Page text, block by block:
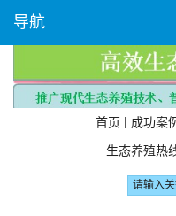
导航
首页 | 成功案
生态养殖热